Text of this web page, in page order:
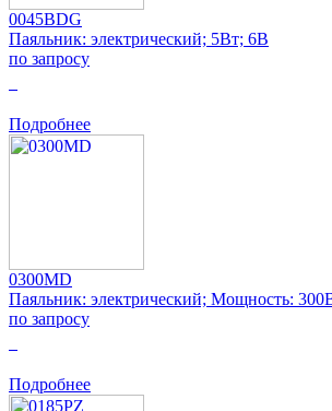
0045BDG
Паяльник: электрический; 5Вт; 6В
по запросу
Подробнее
0300MD
Паяльник: электрический; Мощность:
по запросу
Подробнее